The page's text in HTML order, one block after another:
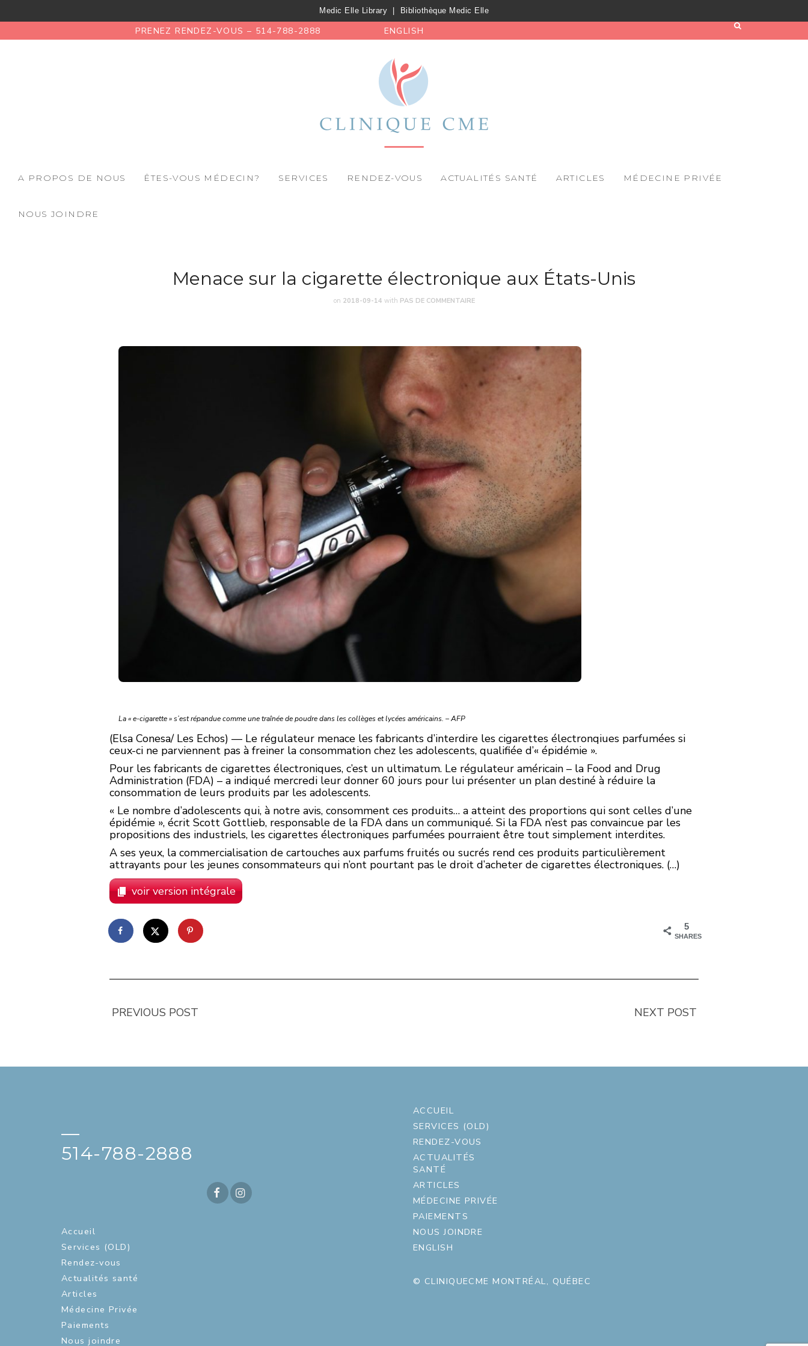
Medic Elle Library Bibliothèque Medic Elle
PRENEZ RENDEZ-VOUS – 514-788-2888 ENGLISH
A PROPOS DE NOUS ÊTES-VOUS MÉDECIN? SERVICES RENDEZ-VOUS ACTUALITÉS SANTÉ ARTICLES MÉDECINE PRIVÉE
NOUS JOINDRE
Menace sur la cigarette électronique aux États-Unis
on 2018-09-14 with PAS DE COMMENTAIRE
La « e-cigarette » s’est répandue comme une traînée de poudre dans les collèges et lycées américains. – AFP
(Elsa Conesa/ Les Echos) — Le régulateur menace les fabricants d’interdire les cigarettes électronqiues parfumées si
ceux-ci ne parviennent pas à freiner la consommation chez les adolescents, qualifiée d’« épidémie ».
Pour les fabricants de cigarettes électroniques, c’est un ultimatum. Le régulateur américain – la Food and Drug
Administration (FDA) – a indiqué mercredi leur donner 60 jours pour lui présenter un plan destiné à réduire la
consommation de leurs produits par les adolescents.
« Le nombre d’adolescents qui, à notre avis, consomment ces produits… a atteint des proportions qui sont celles d’une
épidémie », écrit Scott Gottlieb, responsable de la FDA dans un communiqué. Si la FDA n’est pas convaincue par les
propositions des industriels, les cigarettes électroniques parfumées pourraient être tout simplement interdites.
A ses yeux, la commercialisation de cartouches aux parfums fruités ou sucrés rend ces produits particulièrement
attrayants pour les jeunes consommateurs qui n’ont pourtant pas le droit d’acheter de cigarettes électroniques. (…)
voir version intégrale
5
SHARES
PREVIOUS POST NEXT POST
—
514-788-2888
Accueil
Services (OLD)
Rendez-vous
Actualités santé
Articles
Médecine Privée
Paiements
Nous joindre
ACCUEIL
SERVICES (OLD)
RENDEZ-VOUS
ACTUALITÉS
SANTÉ
ARTICLES
MÉDECINE PRIVÉE
PAIEMENTS
NOUS JOINDRE
ENGLISH
© CLINIQUECME MONTRÉAL, QUÉBEC